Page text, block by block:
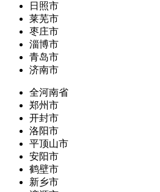
日照市
莱芜市
枣庄市
淄博市
青岛市
济南市
全河南省
郑州市
开封市
洛阳市
平顶山市
安阳市
鹤壁市
新乡市